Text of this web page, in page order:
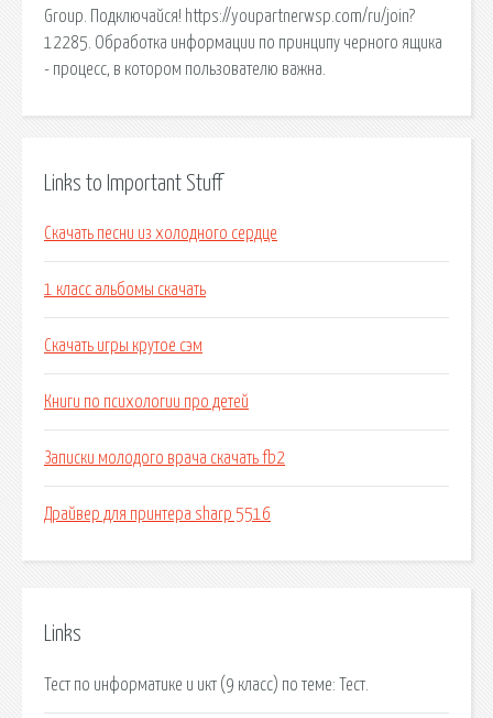
Group. Подключайся! https://youpartnerwsp.com/ru/join?
12285. Обработка информации по принципу черного ящика
- процесс, в котором пользователю важна.
Links to Important Stuff
Скачать песни из холодного сердце
1 класс альбомы скачать
Скачать игры крутое сэм
Книги по психологии про детей
Записки молодого врача скачать fb2
Драйвер для принтера sharp 5516
Links
Тест по информатике и икт (9 класс) по теме: Тест.